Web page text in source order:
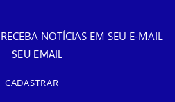
RECEBA NOTÍCIAS EM SEU E-MAIL
CADASTRAR